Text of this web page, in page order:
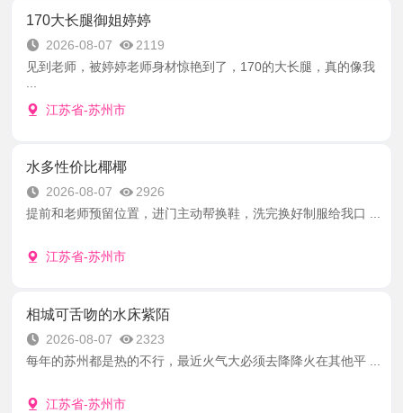
170大长腿御姐婷婷
2026-08-07
2119
见到老师，被婷婷老师身材惊艳到了，170的大长腿，真的像我
江苏省-苏州市
水多性价比椰椰
2026-08-07
2926
提前和老师预留位置，进门主动帮换鞋，洗完换好制服给我口 ...
江苏省-苏州市
相城可舌吻的水床紫陌
2026-08-07
2323
每年的苏州都是热的不行，最近火气大必须去降降火在其他平 ...
江苏省-苏州市